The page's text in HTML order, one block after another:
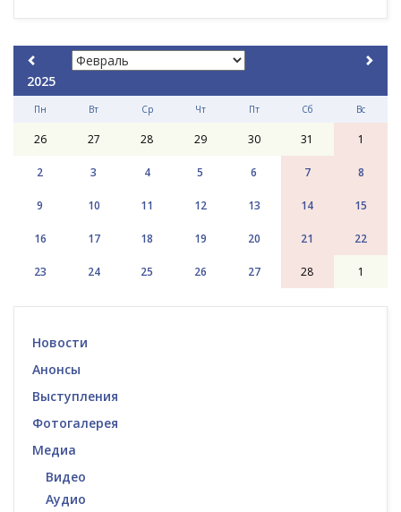
2025
Пн Вт Ср Чт Пт Сб Вс
26 27 28 29 30 31 1
2 3 4 5 6 7 8
9 10 11 12 13 14 15
16 17 18 19 20 21 22
23 24 25 26 27 28 1
Новости
Анонсы
Выступления
Фотогалерея
Медиа
Видео
Аудио